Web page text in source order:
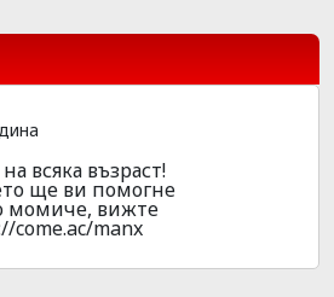
всяка възраст!
ще ви помогне
момиче, вижте
come.ac/manx